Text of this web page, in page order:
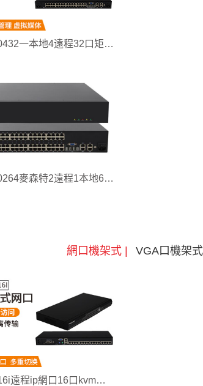
MGT-0432一本地4遠程32口矩陣式kvm切換器
MGT-0264麥森特2遠程1本地64口kvm切換器
網口機架式 | VGA口機架式
MC-516i遠程ip網口16口kvm切換器